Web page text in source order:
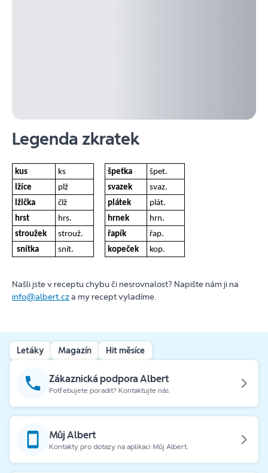
Legenda zkratek
kus ks špetka
špet.
lžíce
plž svazek
svaz.
lžička
člž plátek
plát.
hrst
hrs. hrnek
hrn.
stroužek
strouž. řapík
řap.
snítka
snít. kopeček kop.
Našli jste v receptu chybu či nesrovnalost? Napište nám ji na
info@albert.cza my recept vyladíme.
Letáky Magazín Hit měsíce
Zákaznická podpora Albert
Potřebujete poradit? Kontaktujte nás.
Můj Albert
Kontakty pro dotazy na aplikaci Můj Albert.